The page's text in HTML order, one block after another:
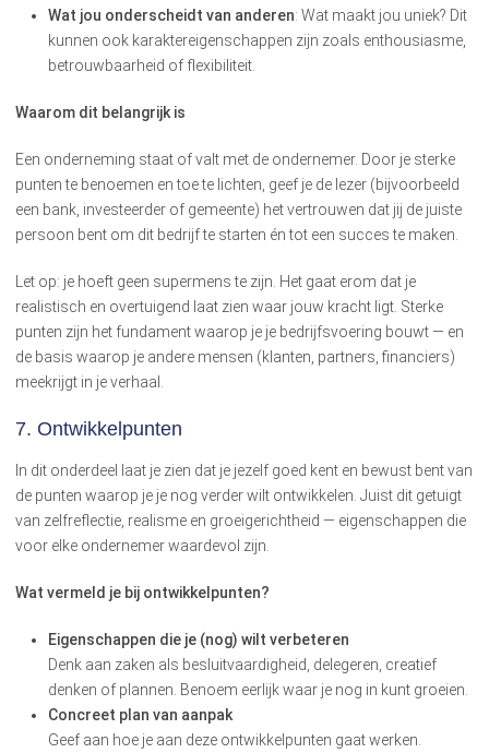
Wat jou onderscheidt van anderen: Wat maakt jou uniek? Dit
kunnen ook karaktereigenschappen zijn zoals enthousiasme,
betrouwbaarheid of flexibiliteit.
Waarom dit belangrijk is
Een onderneming staat of valt met de ondernemer. Door je sterke
punten te benoemen en toe te lichten, geef je de lezer (bijvoorbeeld
een bank, investeerder of gemeente) het vertrouwen dat jij de juiste
persoon bent om dit bedrijf te starten én tot een succes te maken.
Let op: je hoeft geen supermens te zijn. Het gaat erom dat je
realistisch en overtuigend laat zien waar jouw kracht ligt. Sterke
punten zijn het fundament waarop je je bedrijfsvoering bouwt — en
de basis waarop je andere mensen (klanten, partners, financiers)
meekrijgt in je verhaal.
7. Ontwikkelpunten
In dit onderdeel laat je zien dat je jezelf goed kent en bewust bent van
de punten waarop je je nog verder wilt ontwikkelen. Juist dit getuigt
van zelfreflectie, realisme en groeigerichtheid — eigenschappen die
voor elke ondernemer waardevol zijn.
Wat vermeld je bij ontwikkelpunten?
Eigenschappen die je (nog) wilt verbeteren
Denk aan zaken als besluitvaardigheid, delegeren, creatief
denken of plannen. Benoem eerlijk waar je nog in kunt groeien.
Concreet plan van aanpak
Geef aan hoe je aan deze ontwikkelpunten gaat werken.